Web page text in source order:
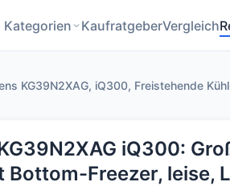
Kategorien KaufratgeberVergleich
KG39N2XAG, iQ300, Freistehende
iQ300:
Bottom-Freezer, leise,